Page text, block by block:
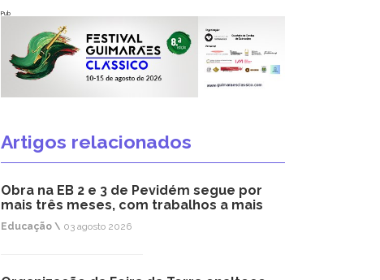
Pub
Artigos relacionados
Obra na EB 2 e 3 de Pevidém segue por
mais três meses, com trabalhos a mais
Educação \ 03 agosto 2026